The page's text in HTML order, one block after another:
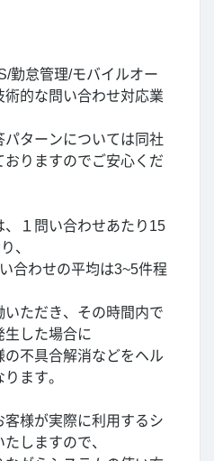
勤怠管理/モバイルオー
的な問い合わせ対応業
ターンについては同社
りますのでご安心くだ
、１問い合わせあたり15
、
合わせの平均は3~5件程
ただき、その時間内で
生した場合に
不具合解消などをヘル
ます。
様が実際に利用するシ
しますので、